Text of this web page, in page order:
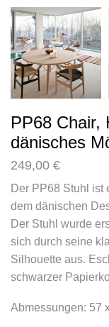
PP68 Chair,
dänisches
249,00 €
Der PP68 Stuhl ist
dem dänischen
Der Stuhl wurde
sich durch seine
Silhouette aus.
schwarzer
Abmessungen: 57